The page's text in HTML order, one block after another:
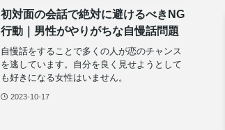
初対面の会話で絶対に避けるべきNG
行動｜男性がやりがちな自慢話問題
自慢話をすることで多くの人が恋のチャンス
を逃しています。自分を良く見せようとして
も好きになる女性はいません。
2023-10-17